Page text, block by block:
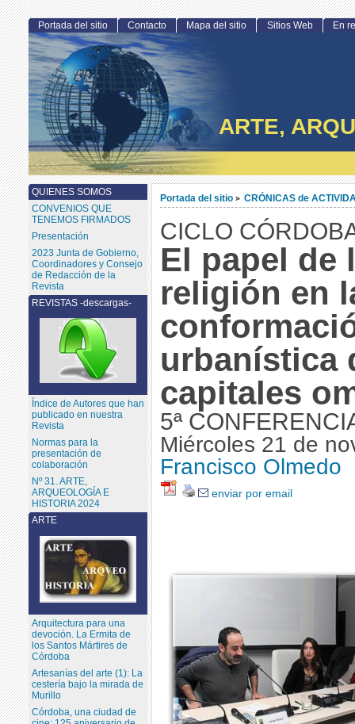
ARTE,
Portada del sitio > CRÓNICAS de
CICLO
El papel de
religión en
urbanística
capitales
5ª
Miércoles 21 de
Francisco Olmedo
enviar por email
Portada del sitio Contacto Mapa del sitio Sitios Web En
QUIENES SOMOS
CONVENIOS QUE
TENEMOS FIRMADOS
Presentación
2023 Junta de Gobierno,
Coordinadores y Consejo
de Redacción de la
Revista
ARTE
Arquitectura para una
devoción. La Ermita de
los Santos Mártires de
Córdoba
Artesanías del arte (1): La
cestería bajo la mirada de
Murillo
Córdoba, una ciudad de
REVISTAS -descargas-
Índice de Autores que han
publicado en nuestra
Revista
Normas para la
presentación de
colaboración
Nº 31. ARTE,
ARQUEOLOGÍA E
HISTORIA 2024